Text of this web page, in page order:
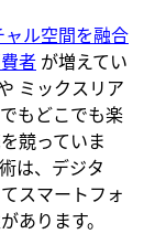
ャル空間を融合
者 が増えてい
ミックスリア
もどこでも楽
競っていま
は、デジタ
スマートフォ
あります。